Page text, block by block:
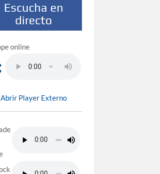
Escucha en
directo
Abrir Player Externo